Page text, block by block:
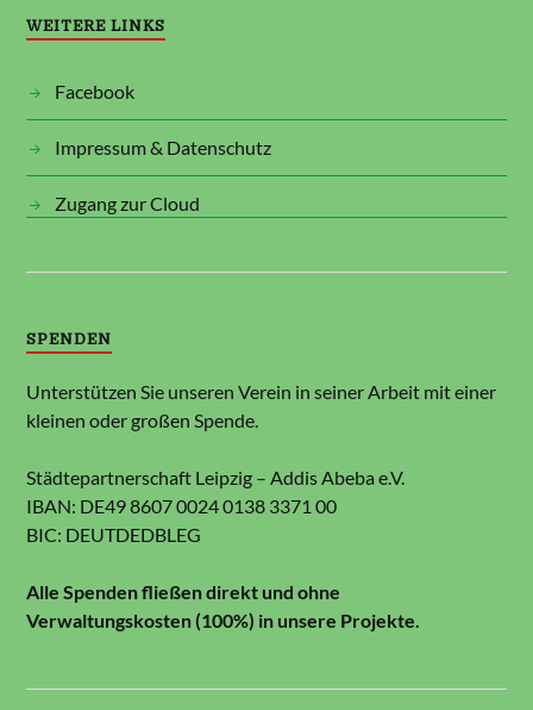
WEITERE LINKS
Facebook
Impressum & Datenschutz
Zugang zur Cloud
SPENDEN
Unterstützen Sie unseren Verein in seiner Arbeit mit einer
kleinen oder großen Spende.
Städtepartnerschaft Leipzig – Addis Abeba e.V.
IBAN: DE49 8607 0024 0138 3371 00
BIC: DEUTDEDBLEG
Alle Spenden fließen direkt und ohne
Verwaltungskosten (100%) in unsere Projekte.